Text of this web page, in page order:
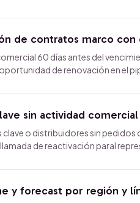
de contratos marco con
60 días antes del
de renovación en el
sin actividad
o distribuidores sin
de reactivación paral
y forecast por región y